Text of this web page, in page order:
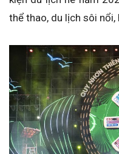
thể thao, du lịch sôi nổi,